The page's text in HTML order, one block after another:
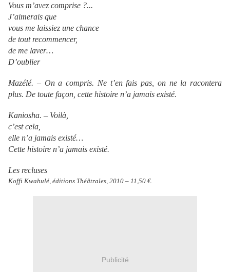
Vous m’avez comprise ?...
J’aimerais que
vous me laissiez une chance
de tout recommencer,
de me laver…
D’oublier
Mazélé. – On a compris. Ne t’en fais pas, on ne la racontera
plus. De toute façon, cette histoire n’a jamais existé.
Kaniosha. – Voilà,
c’est cela,
elle n’a jamais existé…
Cette histoire n’a jamais existé.
Les recluses
Koffi Kwahulé, éditions Théâtrales, 2010 – 11,50 €.
Publicité